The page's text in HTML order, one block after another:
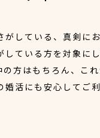
がしている、真剣に
している方を対象に
の方はもちろん、こ
婚活にも安心してご